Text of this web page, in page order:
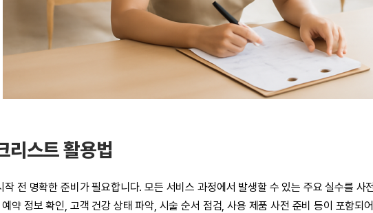
리스트 활용법
전 명확한 준비가 필요합니다. 모든 서비스 과정에서 발생할 수 있는 주요 실수를 사
약 정보 확인, 고객 건강 상태 파악, 시술 순서 점검, 사용 제품 사전 준비 등이 포함되